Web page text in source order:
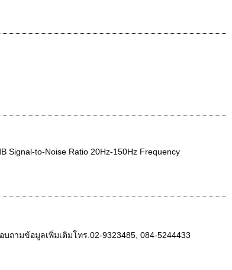
Signal-to-Noise Ratio 20Hz-150Hz Frequency
ถามข้อมูลเพิ่มเติมโทร.02-9323485, 084-5244433